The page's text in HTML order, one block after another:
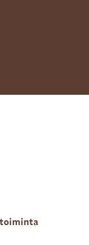
toiminta